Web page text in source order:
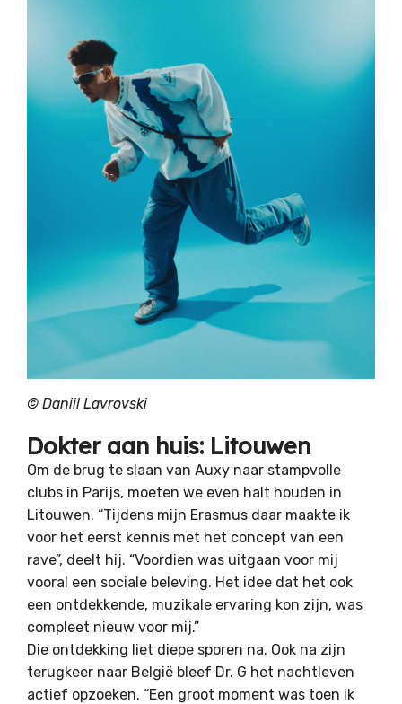
© Daniil Lavrovski
Dokter aan huis: Litouwen
Om de brug te slaan van Auxy naar stampvolle
clubs in Parijs, moeten we even halt houden in
Litouwen. “Tijdens mijn Erasmus daar maakte ik
voor het eerst kennis met het concept van een
rave”, deelt hij. “Voordien was uitgaan voor mij
vooral een sociale beleving. Het idee dat het ook
een ontdekkende, muzikale ervaring kon zijn, was
compleet nieuw voor mij.”
Die ontdekking liet diepe sporen na. Ook na zijn
terugkeer naar België bleef Dr. G het nachtleven
actief opzoeken. “Een groot moment was toen ik